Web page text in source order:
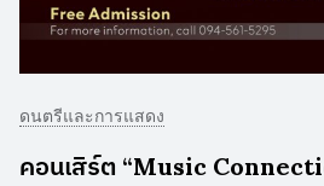
ดนตรีและการแสดง
คอนเสิร์ต “Music